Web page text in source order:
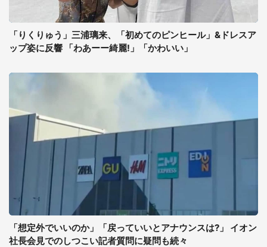
「りくりゅう」三浦璃来、「初めてのピンヒール」&ドレスア
ップ姿に反響 「わあーー綺麗!」「かわいい」
「想定外でいいのか」「戻っていいとアナウンスは?」 イオン
社長会見でのしつこい記者質問に疑問も続々